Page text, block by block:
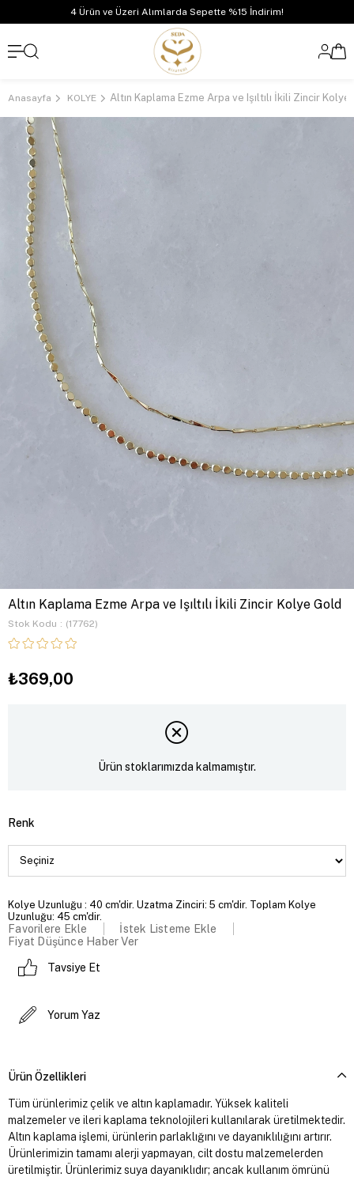
4 Ürün ve Üzeri Alımlarda Sepette %15 İndirim!
Anasayfa KOLYE Altın Kaplama Ezme Arpa ve Işıltılı İkili Zincir Kolye
Altın Kaplama Ezme Arpa ve Işıltılı İkili Zincir Kolye Gold
Stok Kodu (17762)
₺369,00
Ürün stoklarımızda kalmamıştır.
Renk
Kolye Uzunluğu : 40 cm'dir. Uzatma Zinciri: 5 cm'dir. Toplam Kolye
Uzunluğu: 45 cm'dir.
Favorilere Ekle
İstek Listeme Ekle
Fiyat Düşünce Haber Ver
Tavsiye Et
Yorum Yaz
Ürün Özellikleri
Tüm ürünlerimiz çelik ve altın kaplamadır. Yüksek kaliteli
malzemeler ve ileri kaplama teknolojileri kullanılarak üretilmektedir.
Altın kaplama işlemi, ürünlerin parlaklığını ve dayanıklılığını artırır.
Ürünlerimizin tamamı alerji yapmayan, cilt dostu malzemelerden
üretilmiştir. Ürünlerimiz suya dayanıklıdır; ancak kullanım ömrünü